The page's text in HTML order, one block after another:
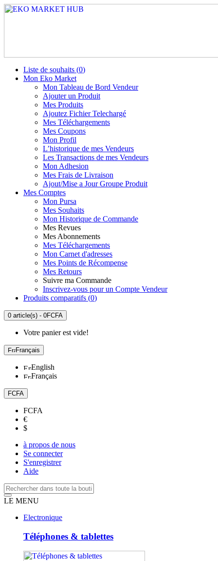
Liste de souhaits (0)
Mon Eko Market
Mon Tableau de Bord Vendeur
Ajouter un Produit
Mes Produits
Ajoutez Fichier Telechargé
Mes Téléchargements
Mes Coupons
Mon Profil
L’historique de mes Vendeurs
Les Transactions de mes Vendeurs
Mon Adhesion
Mes Frais de Livraison
Ajout/Mise a Jour Groupe Produit
Mes Comptes
Mon Pursa
Mes Souhaits
Mon Historique de Commande
Mes Revues
Mes Abonnements
Mes Téléchargements
Mon Carnet d'adresses
Mes Points de Récompense
Mes Retours
Suivre ma Commande
Inscrivez-vous pour un Compte Vendeur
Produits comparatifs (0)
0 article(s) - 0FCFA
Votre panier est vide!
Français
English
Français
FCFA
FCFA
€
$
à propos de nous
Se connecter
S'enregistrer
Aide
LE MENU
Electronique
Téléphones & tablettes